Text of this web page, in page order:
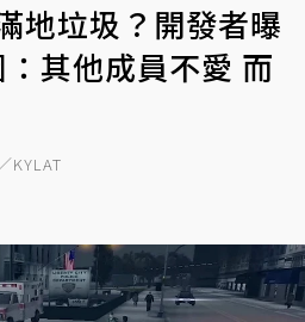
地垃圾？開發者曝
其他成員不愛 而
KYLAT